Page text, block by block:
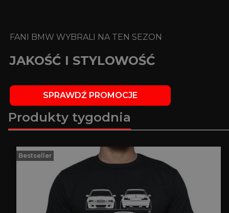
FANI BMW WYBRALI NA TEN SEZON
JAKOŚĆ I STYLOWOŚĆ
SPRAWDŹ PROMOCJE
Produkty tygodnia
Bestseller